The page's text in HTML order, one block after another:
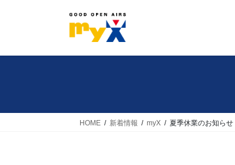
ン
ー
HOME 新着情報 myX 夏季休業のお知らせ